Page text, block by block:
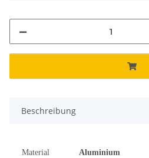
Beschreibung
Material
Aluminium